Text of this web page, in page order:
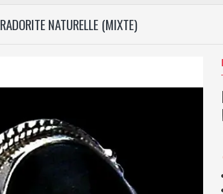
NATURELLE (MIXTE)